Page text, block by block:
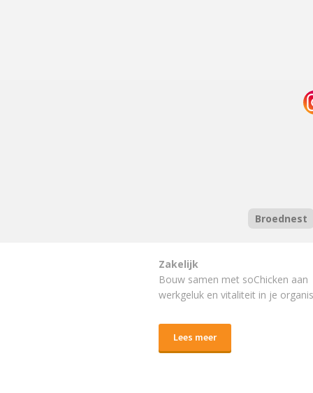
Broednest
Zakelijk
Bouw samen met soChicken aan
werkgeluk en vitaliteit in je
Lees meer